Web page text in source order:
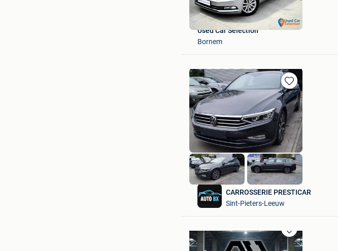
Used Car Selection
Bornem
Bewaren
in
Mijn
Favorieten
CARROSSERIE PRESTICAR
Sint-Pieters-Leeuw
Bewaren
in